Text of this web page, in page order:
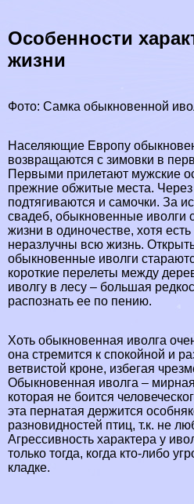
Особенности
жизни
Фото: Самка обыкновенной
Населяющие Европу
возвращаются с зимовки в
Первыми прилетают мужские
прежние обжитые места. Через
подтягиваются и самочки. За
свадеб, обыкновенные иволги
жизни в одиночестве, хотя
неразлучны всю жизнь.
обыкновенные иволги
короткие перелеты между
иволгу в лесу – большая
распознать ее по пению.
Хоть обыкновенная иволга
она стремится к спокойной и
ветвистой кроне, избегая
Обыкновенная иволга –
которая не боится
эта пернатая держится
разновидностей птиц, т.к. не
Агрессивность хаpaктера у
только тогда, когда кто-либо
кладке.